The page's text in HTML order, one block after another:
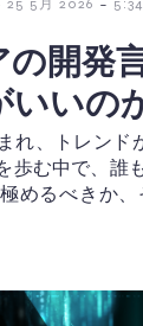
開発
いの
れ、トレンド
歩む中で、誰
めるべきか